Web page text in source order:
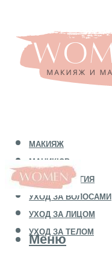
МАКИЯЖ
МАНИКЮР
КОСМЕТОЛОГИЯ
УХОД ЗА ВОЛОСАМИ
УХОД ЗА ЛИЦОМ
УХОД ЗА ТЕЛОМ
Меню